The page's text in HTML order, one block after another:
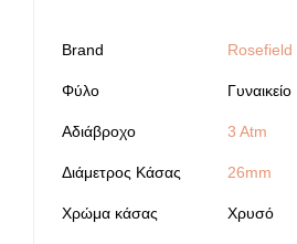
Brand Rosefield
Φύλο Γυναικείο
Αδιάβροχο 3 Atm
Διάμετρος Κάσας 26mm
Χρώμα κάσας Χρυσό